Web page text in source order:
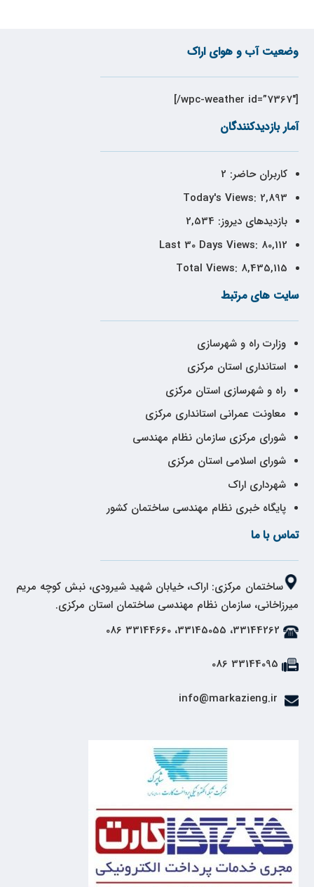
وضعیت آب و هوای اراک
[wpc-weather id=”7367″/]
آمار بازدیدکنندگان
کاربران حاضر: 2
Today's Views: 2,893
بازدیدهای دیروز: 2,534
Last 30 Days Views: 80,112
Total Views: 8,435,115
سایت های مرتبط
وزارت راه و شهرسازی
استانداری استان مرکزی
راه و شهرسازی استان مرکزی
معاونت عمرانی استانداری مرکزی
شورای مرکزی سازمان نظام مهندسی
شورای اسلامی استان مرکزی
شهرداری اراک
پایگاه خبری نظام مهندسی ساختمان کشور
تماس با ما
ساختمان مرکزی: اراک، خیابان شهید شیرودی، نبش کوچه مریم
میرزاخانی، سازمان نظام مهندسی ساختمان استان مرکزی.
33144262، 33145055، 33144660 086
33144095 086